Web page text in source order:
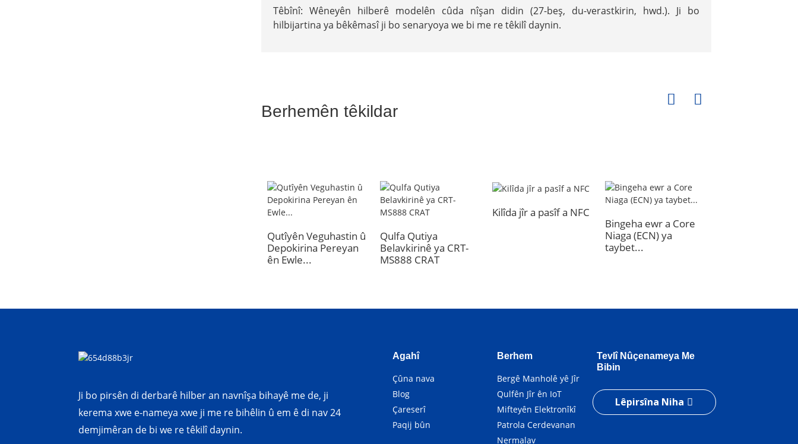
Têbînî: Wêneyên hilberê modelên cûda nîşan didin (27-beş, du-verastkirin, hwd.). Ji bo
hilbijartina ya bêkêmasî ji bo senaryoya we bi me re têkilî daynin.
Berhemên têkildar
Qutîyên Veguhastin û
Depokirina Pereyan
ên Ewle...
Qulfa Qutiya
Belavkirinê ya CRT-
MS888 CRAT
Kilîda jîr a pasîf a NFC
Bingeha ewr a Core
Niaga (ECN) ya
taybet...
Ji bo pirsên di derbarê hilber an navnîşa bihayê me de, ji
kerema xwe e-nameya xwe ji me re bihêlin û em ê di nav 24
demjimêran de bi we re têkilî daynin.
Agahî
Çûna nava
Blog
Çareserî
Paqij bûn
Berhem
Bergê Manholê yê Jîr
Qulfên Jîr ên IoT
Mifteyên Elektronîkî
Patrola Cerdevanan
Nermalav
Tevlî Nûçenameya Me
Bibin
Lêpirsîna Niha